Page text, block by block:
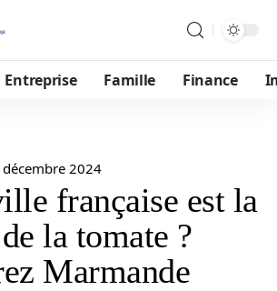
Entreprise Famille Finance
décembre 2024
française est la
la tomate ?
Marmande